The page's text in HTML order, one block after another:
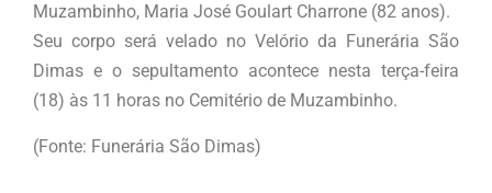
Muzambinho, Maria José Goulart Charrone (82 anos).
Seu corpo será velado no Velório da Funerária São
Dimas e o sepultamento acontece nesta terça-feira
(18) às 11 horas no Cemitério de Muzambinho.
(Fonte: Funerária São Dimas)